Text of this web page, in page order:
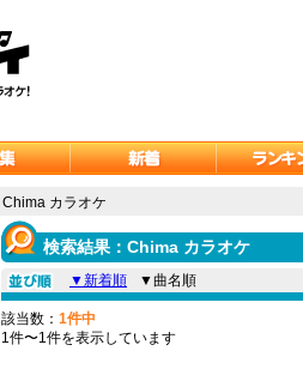
Chima カラオケ
検索結果：Chima カラオケ
▼新着順 ▼曲名順
該当数： 1件中
1件〜1件を表示しています